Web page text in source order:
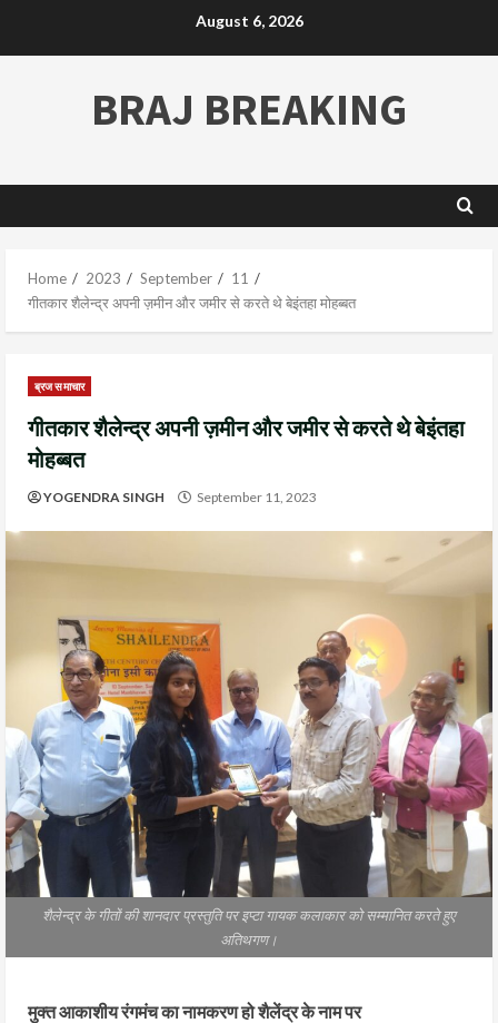
August 6, 2026
BRAJ BREAKING
Home 2023 September
11
गीतकार शैलेन्द्र अपनी ज़मीन और जमीर से करते थे बेइंतहा मोहब्बत
ब्रज समाचार
गीतकार शैलेन्द्र अपनी ज़मीन और जमीर से करते थे बेइंतहा
मोहब्बत
YOGENDRA SINGH September 11, 2023
शैलेन्द्र के गीतों की शानदार प्रस्तुति पर इप्टा गायक कलाकार को सम्मानित करते हुए
अतिथगण।
मुक्त आकाशीय रंगमंच का नामकरण हो शैलेंद्र के नाम पर